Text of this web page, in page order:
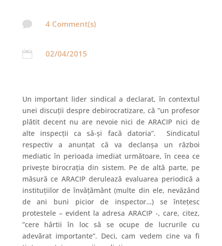
 4 Comment(s)
 02/04/2015
Un important lider sindical a declarat, în contextul
unei discuții despre debirocratizare, că ”un profesor
plătit decent nu are nevoie nici de ARACIP nici de
alte inspecţii ca să-şi facă datoria”. Sindicatul
respectiv a anunțat că va declanşa un război
mediatic în perioada imediat următoare, în ceea ce
priveşte birocraţia din sistem. Pe de altă parte, pe
măsură ce ARACIP derulează evaluarea periodică a
instituțiilor de învățământ (multe din ele, nevăzând
de ani buni picior de inspector…) se întețesc
protestele – evident la adresa ARACIP -, care, citez,
”cere hârtii în loc să se ocupe de lucrurile cu
adevărat importante”. Deci, cam vedem cine va fi